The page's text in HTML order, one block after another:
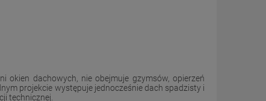
okien dachowych, nie obejmuje gzymsów, opierzeń
projekcie występuje jednocześnie dach spadzisty i
technicznej.